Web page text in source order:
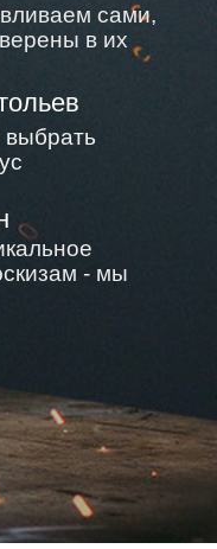
сами,
в их
выбрать
- мы